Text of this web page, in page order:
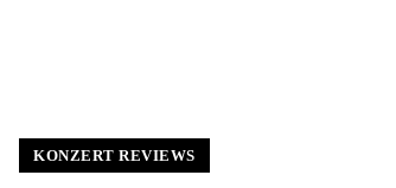
KONZERT REVIEWS